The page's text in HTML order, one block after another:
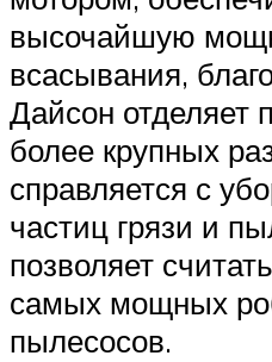
высочайшую
всасывания,
Дайсон отделяет
более крупных
справляется с
частиц грязи и
позволяет
самых мощных
пылесосов.